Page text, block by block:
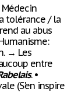
Médecin
tolérance / la
au abus
→ Les
entre
. •
(S'en inspire